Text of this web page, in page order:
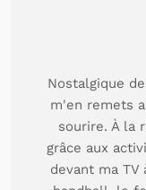
Nostalgique
m'en remets
sourire. À la
grâce aux
devant ma